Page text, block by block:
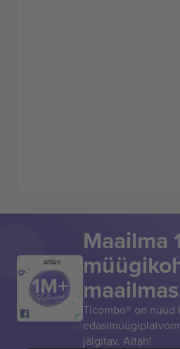
AITÄH!
Maailma
Ticombo® on nüüd
jälgitav. Aitäh!